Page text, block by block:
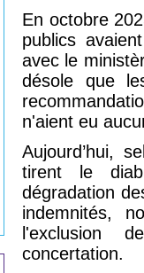
En octobre
publics
avec le
désole que
n'aient eu
Aujourd’hui,
tirent le
dégradation
indemnités,
l'exclusion
concertation.